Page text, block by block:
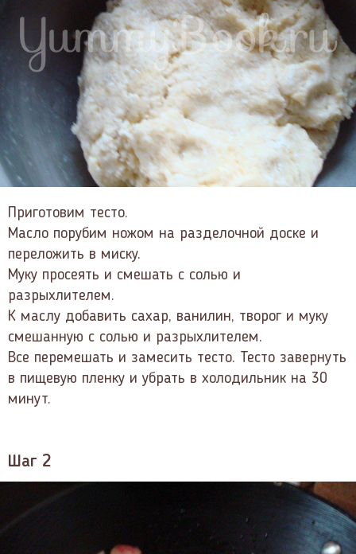
Приготовим тесто.
Масло порубим ножом на разделочной доске и
переложить в миску.
Муку просеять и смешать с солью и
разрыхлителем.
К маслу добавить сахар, ванилин, творог и муку
смешанную с солью и разрыхлителем.
Все перемешать и замесить тесто. Тесто завернуть
в пищевую пленку и убрать в холодильник на 30
минут.
Шаг 2